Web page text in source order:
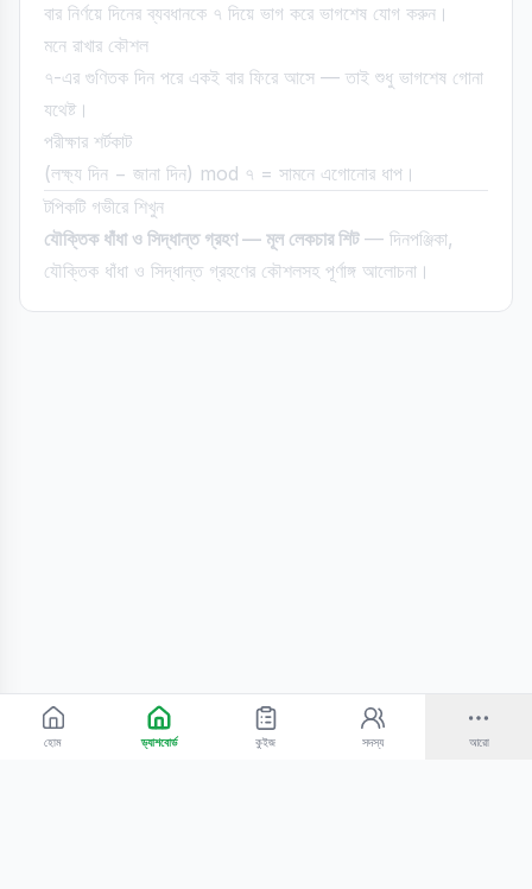
বার নির্ণয়ে দিনের ব্যবধানকে ৭ দিয়ে ভাগ করে ভাগশেষ যোগ করুন।
মনে রাখার কৌশল
৭-এর গুণিতক দিন পরে একই বার ফিরে আসে — তাই শুধু ভাগশেষ গোনা
যথেষ্ট।
পরীক্ষার শর্টকাট
(লক্ষ্য দিন − জানা দিন) mod ৭ = সামনে এগোনোর ধাপ।
টপিকটি গভীরে শিখুন
যৌক্তিক ধাঁধা ও সিদ্ধান্ত গ্রহণ — মূল লেকচার শিট— দিনপঞ্জিকা,
যৌক্তিক ধাঁধা ও সিদ্ধান্ত গ্রহণের কৌশলসহ পূর্ণাঙ্গ আলোচনা।
হোম ড্যাশবোর্ড কুইজ সদস্য আরো